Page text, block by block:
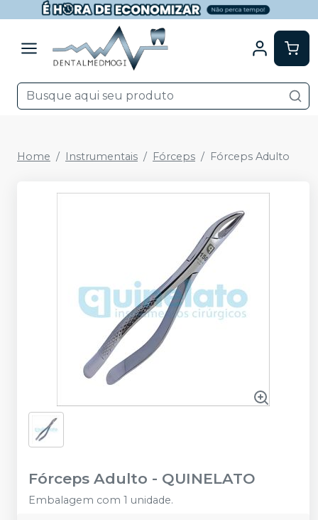
Home Instrumentais Fórceps Fórceps Adulto
Fórceps Adulto - QUINELATO
Embalagem com 1 unidade.